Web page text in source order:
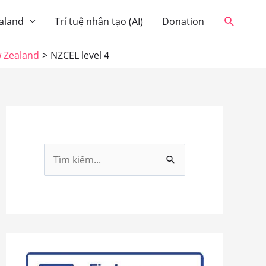
Trí tuệ nhân tạo (AI) Donation Tìm
Zealand NZCEL level 4